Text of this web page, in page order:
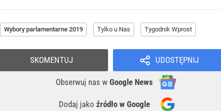
Wybory parlamentarne 2019 Tylko u Nas Tygodnik Wprost
UDOSTĘPNIJ
Obserwuj nas w Google News
Dodaj jako źródło w Google
SKOMENTUJ